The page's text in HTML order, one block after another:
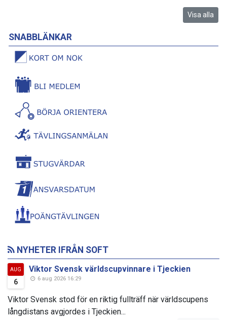
Visa alla
SNABBLÄNKAR
NYHETER IFRÅN SOFT
AUG
6
Viktor Svensk världscupvinnare i Tjeckien
6 aug 2026 16:29
Viktor Svensk stod för en riktig fullträff när världscupens
långdistans avgjordes i Tjeckien...